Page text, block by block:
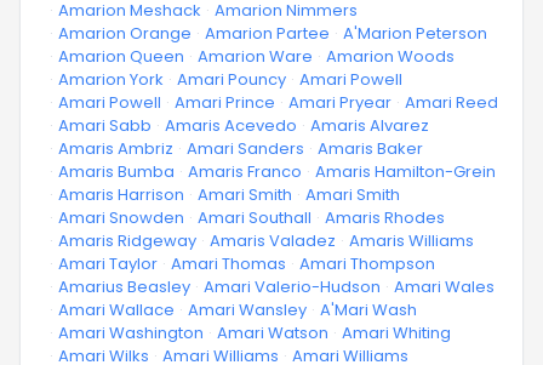
· Amarion Meshack · Amarion Nimmers
· Amarion Orange · Amarion Partee · A'Marion Peterson
· Amarion Queen · Amarion Ware · Amarion Woods
· Amarion York · Amari Pouncy · Amari Powell
· Amari Powell · Amari Prince · Amari Pryear · Amari Reed
· Amari Sabb · Amaris Acevedo · Amaris Alvarez
· Amaris Ambriz · Amari Sanders · Amaris Baker
· Amaris Bumba · Amaris Franco · Amaris Hamilton-Grein
· Amaris Harrison · Amari Smith · Amari Smith
· Amari Snowden · Amari Southall · Amaris Rhodes
· Amaris Ridgeway · Amaris Valadez · Amaris Williams
· Amari Taylor · Amari Thomas · Amari Thompson
· Amarius Beasley · Amari Valerio-Hudson · Amari Wales
· Amari Wallace · Amari Wansley · A'Mari Wash
· Amari Washington · Amari Watson · Amari Whiting
· Amari Wilks · Amari Williams · Amari Williams